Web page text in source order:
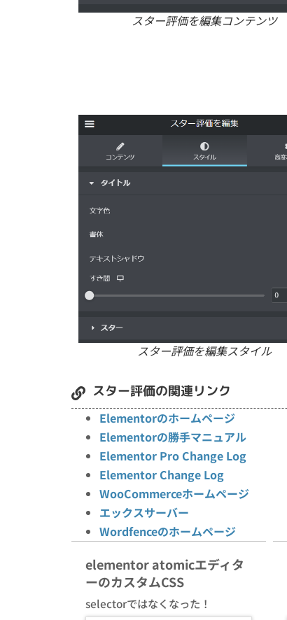
スター評価を編集コンテンツ
スター評価を編集スタイル
スター評価の関連リンク
Elementorのホームページ
Elementorの勝手マニュアル
Elementor Pro Change Log
Elementor Change Log
WooCommerceホームページ
エックスサーバー
Wordfenceのホームページ
elementor atomicエディタ
ーのカスタムCSS
selectorではなくなった！